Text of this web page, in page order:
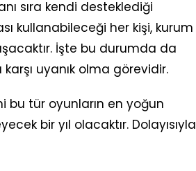
sıra kendi desteklediği
kullanabileceği her kişi, kurum
İşte bu durumda da
uyanık olma görevidir.
bu tür oyunların en yoğun
bir yıl olacaktır. Dolayısıyla